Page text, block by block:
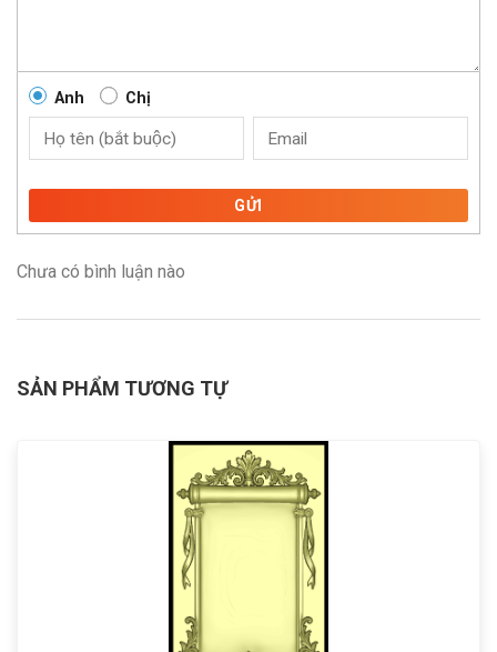
Anh Chị
GỬI
Chưa có bình luận nào
SẢN PHẨM TƯƠNG TỰ